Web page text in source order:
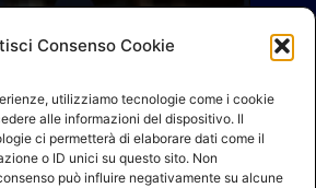
Consenso Cookie
utilizziamo tecnologie come i cookie
alle informazioni del dispositivo. Il
ci permetterà di elaborare dati come il
o ID unici su questo sito. Non
può influire negativamente su alcune